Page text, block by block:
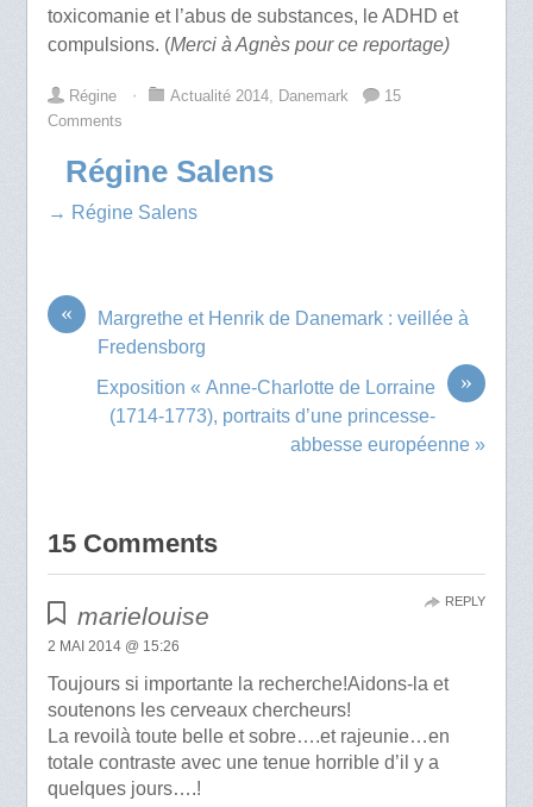
toxicomanie et l’abus de substances, le ADHD et
compulsions. (Merci à Agnès pour ce reportage)
Régine ⋅ Actualité 2014, Danemark
15
Comments
Régine Salens
→ Régine Salens
«
Margrethe et Henrik de Danemark : veillée à
Fredensborg
»
Exposition « Anne-Charlotte de Lorraine
(1714-1773), portraits d’une princesse-
abbesse européenne »
15 Comments
marielouise
2 MAI 2014 @ 15:26
Toujours si importante la recherche!Aidons-la et
soutenons les cerveaux chercheurs!
La revoilà toute belle et sobre….et rajeunie…en
totale contraste avec une tenue horrible d’il y a
quelques jours….!
REPLY